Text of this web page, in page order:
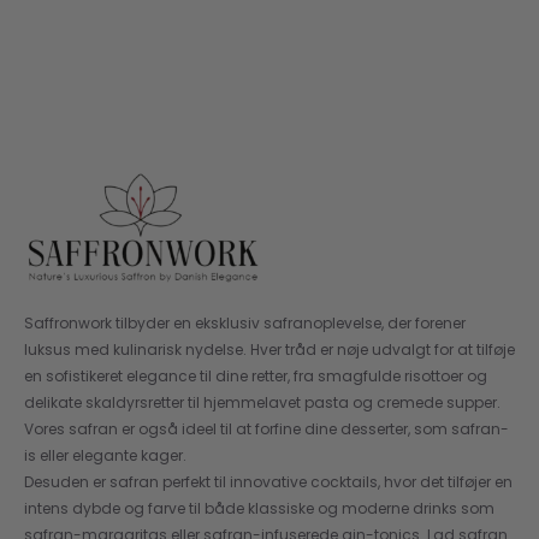
Saffronwork tilbyder en eksklusiv safranoplevelse, der forener
luksus med kulinarisk nydelse. Hver tråd er nøje udvalgt for at tilføje
en sofistikeret elegance til dine retter, fra smagfulde risottoer og
delikate skaldyrsretter til hjemmelavet pasta og cremede supper.
Vores safran er også ideel til at forfine dine desserter, som safran-
is eller elegante kager.
Desuden er safran perfekt til innovative cocktails, hvor det tilføjer en
intens dybde og farve til både klassiske og moderne drinks som